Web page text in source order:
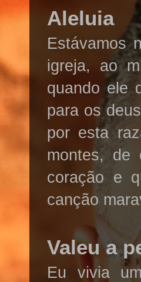
Aleluia
Estávamos
igreja, ao
quando ele
para os
por esta
montes, de
coração e
canção
Valeu a
Eu vivia